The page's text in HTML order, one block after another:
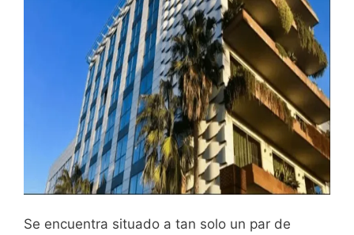
Se encuentra situado a tan solo un par de